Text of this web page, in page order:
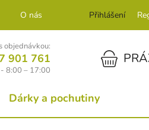
O nás KontaktPřihlášení
objednávkou:
901 761
8:00 – 17:00
NÁKUPNÍ KOŠÍK
Dárky a pochutiny